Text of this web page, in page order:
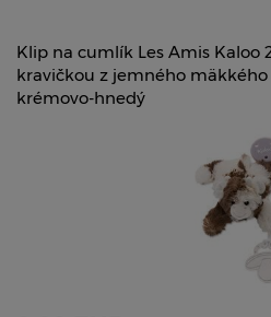
Klip na cumlík Les Amis Kaloo
kravičkou z jemného
krémovo-hnedý